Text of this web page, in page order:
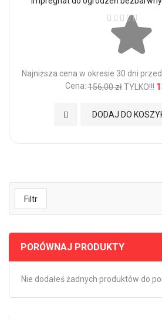
Ocena:
Najniższa cena w okresie 30 dni
Cena: 156,00 zł TYLKO!!!
DODAJ DO
Dodaj do Ulubionych
Filtr
PORÓWNAJ PRODUKTY
Nie dodałeś żadnych produktów do